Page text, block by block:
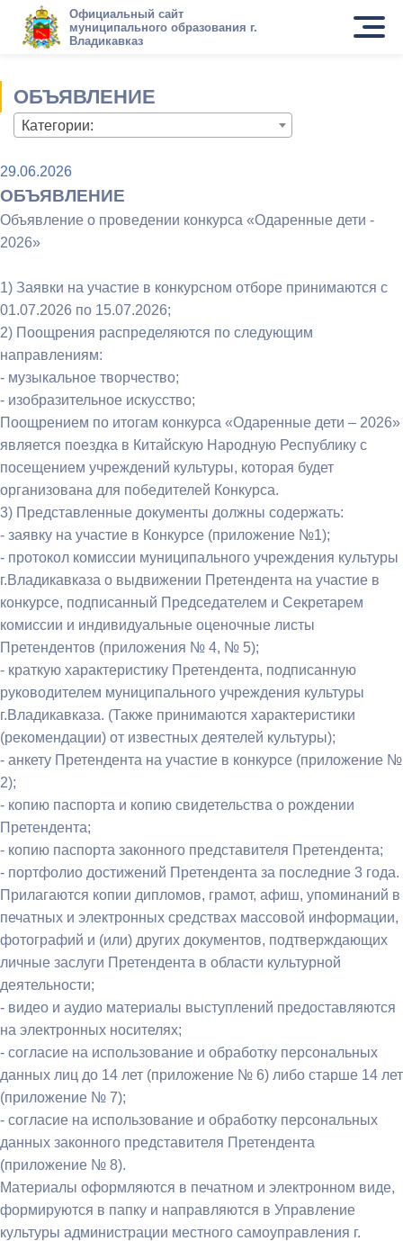
Официальный сайт
муниципального образования г.
Владикавказ
ОБЪЯВЛЕНИЕ
Категории:
29.06.2026
ОБЪЯВЛЕНИЕ
Объявление о проведении конкурса «Одаренные дети -
2026»
1) Заявки на участие в конкурсном отборе принимаются с
01.07.2026 по 15.07.2026;
2) Поощрения распределяются по следующим
направлениям:
- музыкальное творчество;
- изобразительное искусство;
Поощрением по итогам конкурса «Одаренные дети – 2026»
является поездка в Китайскую Народную Республику с
посещением учреждений культуры, которая будет
организована для победителей Конкурса.
3) Представленные документы должны содержать:
- заявку на участие в Конкурсе (приложение №1);
- протокол комиссии муниципального учреждения культуры
г.Владикавказа о выдвижении Претендента на участие в
конкурсе, подписанный Председателем и Секретарем
комиссии и индивидуальные оценочные листы
Претендентов (приложения № 4, № 5);
- краткую характеристику Претендента, подписанную
руководителем муниципального учреждения культуры
г.Владикавказа. (Также принимаются характеристики
(рекомендации) от известных деятелей культуры);
- анкету Претендента на участие в конкурсе (приложение №
2);
- копию паспорта и копию свидетельства о рождении
Претендента;
- копию паспорта законного представителя Претендента;
- портфолио достижений Претендента за последние 3 года.
Прилагаются копии дипломов, грамот, афиш, упоминаний в
печатных и электронных средствах массовой информации,
фотографий и (или) других документов, подтверждающих
личные заслуги Претендента в области культурной
деятельности;
- видео и аудио материалы выступлений предоставляются
на электронных носителях;
- согласие на использование и обработку персональных
данных лиц до 14 лет (приложение № 6) либо старше 14 лет
(приложение № 7);
- согласие на использование и обработку персональных
данных законного представителя Претендента
(приложение № 8).
Материалы оформляются в печатном и электронном виде,
формируются в папку и направляются в Управление
культуры администрации местного самоуправления г.